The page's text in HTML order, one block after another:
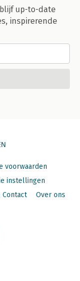
up-to-date
inspirerende
voorwaarden
instellingen
Contact Over ons